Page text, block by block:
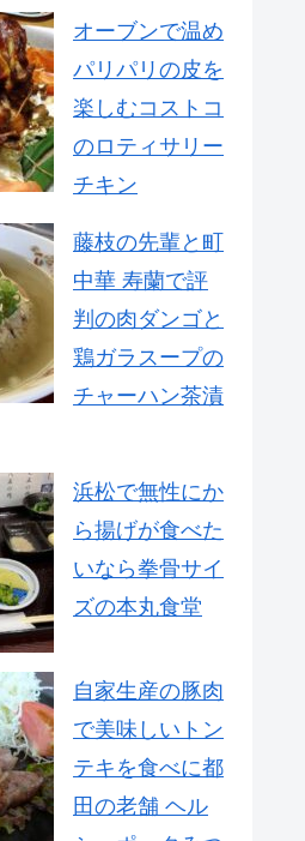
オーブンで温め
パリパリの皮を
楽しむコストコ
のロティサリー
チキン
藤枝の先輩と町
中華 寿蘭で評
判の肉ダンゴと
鶏ガラスープの
チャーハン茶漬
浜松で無性にか
ら揚げが食べた
いなら拳骨サイ
ズの本丸食堂
自家生産の豚肉
で美味しいトン
テキを食べに都
田の老舗 ヘル